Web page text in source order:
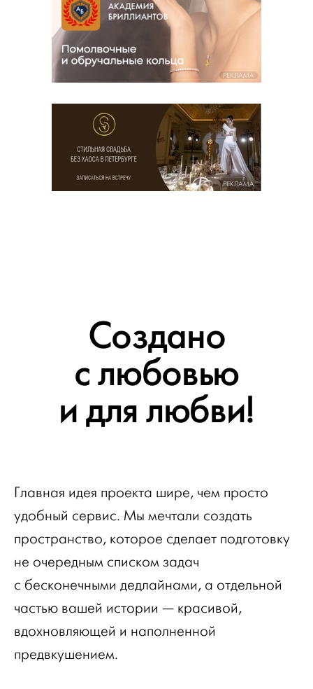
РЕКЛАМА
РЕКЛАМА
Создано
с любовью
и для любви!
Главная идея проекта шире, чем просто
удобный сервис. Мы мечтали создать
пространство, которое сделает подготовку
не очередным списком задач
с бесконечными дедлайнами, а отдельной
частью вашей истории — красивой,
вдохновляющей и наполненной
предвкушением.